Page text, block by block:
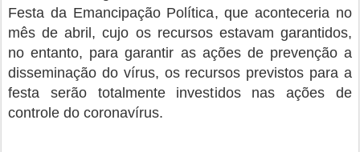
Festa da Emancipação Política, que aconteceria no
mês de abril, cujo os recursos estavam garantidos,
no entanto, para garantir as ações de prevenção a
disseminação do vírus, os recursos previstos para a
festa serão totalmente investidos nas ações de
controle do coronavírus.